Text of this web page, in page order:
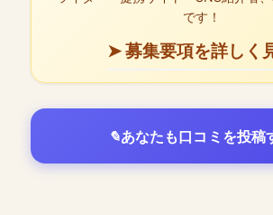
です！
➤ 募集要項を詳しく
あなたも口コミを投稿